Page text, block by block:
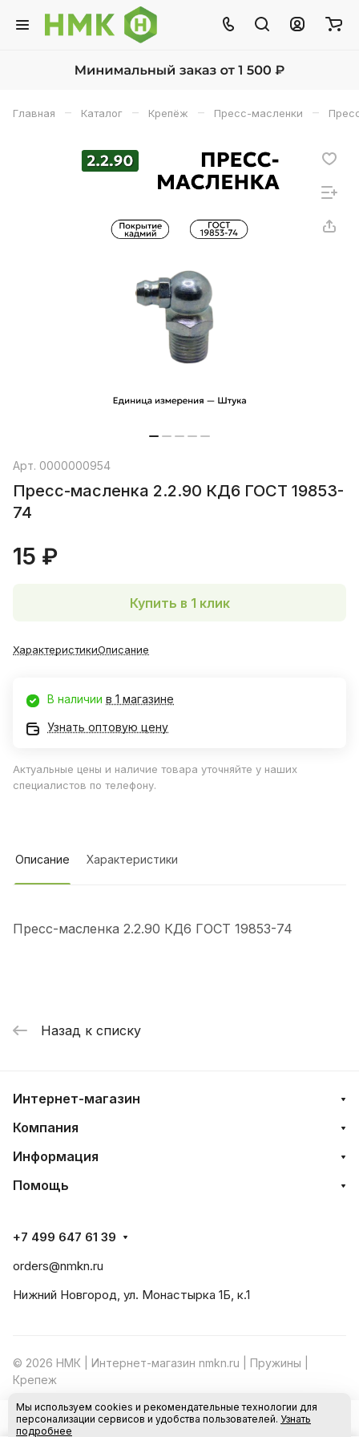
Главная – Каталог – Крепёж – Пресс-масленки –
Арт. 0000000954
Пресс-масленка 2.2.90 КД6 ГОСТ 19853-
74
15 ₽
В корзину
Купить в 1 клик
ХарактеристикиОписание
В наличии в 1 магазине
Узнать оптовую цену
Актуальные цены и наличие товара уточняйте у наших
специалистов по телефону.
Описание Характеристики
Пресс-масленка 2.2.90 КД6 ГОСТ 19853-74
Назад к списку
Интернет-магазин
Компания
Информация
Помощь
+7 499 647 61 39
orders@nmkn.ru
Нижний Новгород, ул. Монастырка 1Б, к.1
© 2026 НМК | Интернет-магазин nmkn.ru | Пружины |
Крепеж
Конфиденциальность Оферта
Мы используем cookies и рекомендательные технологии для
персонализации сервисов и удобства пользователей. Узнать
подробнее